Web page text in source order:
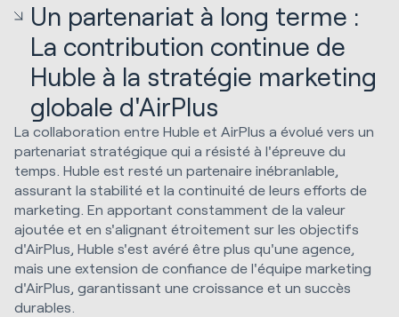
Un partenariat à long terme :
La contribution continue de
Huble à la stratégie marketing
globale d'AirPlus
La collaboration entre Huble et AirPlus a évolué vers un
partenariat stratégique qui a résisté à l'épreuve du
temps. Huble est resté un partenaire inébranlable,
assurant la stabilité et la continuité de leurs efforts de
marketing. En apportant constamment de la valeur
ajoutée et en s'alignant étroitement sur les objectifs
d'AirPlus, Huble s'est avéré être plus qu'une agence,
mais une extension de confiance de l'équipe marketing
d'AirPlus, garantissant une croissance et un succès
durables.